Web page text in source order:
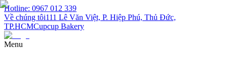
Hotline: 0967 012 339
Về chúng tôi111 Lê Văn Việt, P. Hiệp Phú, Thủ Đức,
TP.HCMCupcup Bakery
Menu